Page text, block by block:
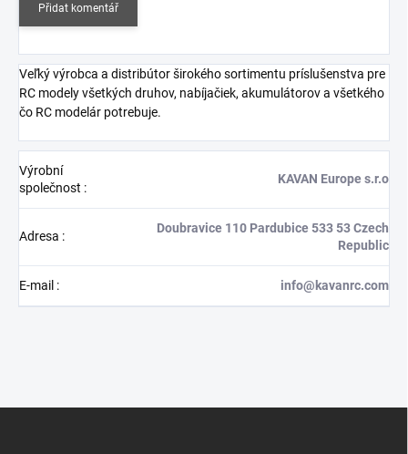
Přidat komentář
Veľký výrobca a distribútor širokého sortimentu príslušenstva pre
RC modely všetkých druhov, nabíjačiek, akumulátorov a všetkého
čo RC modelár potrebuje.
Výrobní
společnost :
KAVAN Europe s.r.o
Adresa :
Doubravice 110 Pardubice 533 53 Czech
Republic
E-mail : info@kavanrc.com